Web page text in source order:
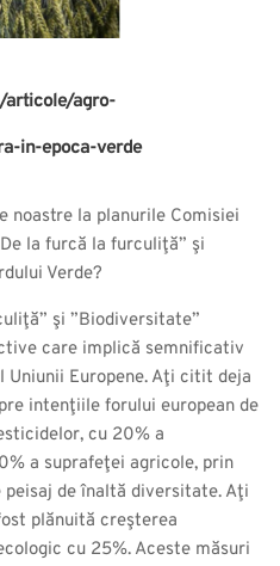
articole/agro-
in-epoca-verde
la planurile Comisiei
la furcă la furculiţă” şi
Verde?
şi ”Biodiversitate”
care implică semnificativ
Europene. Aţi citit deja
intenţiile forului european de
cu 20% a
a suprafeţei agricole, prin
de înaltă diversitate. Aţi
plănuită creşterea
cu 25%. Aceste măsuri